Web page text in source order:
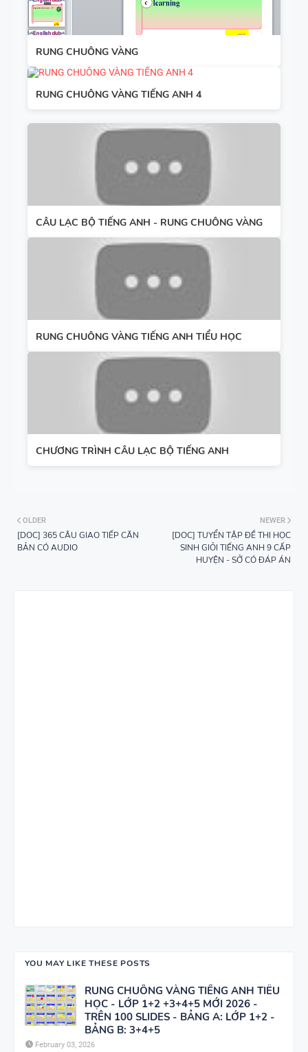
RUNG CHUÔNG VÀNG
RUNG CHUÔNG VÀNG TIẾNG ANH 4
CÂU LẠC BỘ TIẾNG ANH - RUNG CHUÔNG VÀNG
RUNG CHUÔNG VÀNG TIẾNG ANH TIỂU HỌC
CHƯƠNG TRÌNH CÂU LẠC BỘ TIẾNG ANH
NEWER
[DOC] TUYỂN TẬP ĐỀ THI HỌC
SINH GIỎI TIẾNG ANH 9 CẤP
HUYỆN - SỞ CÓ ĐÁP ÁN
OLDER
[DOC] 365 CÂU GIAO TIẾP CĂN
BẢN CÓ AUDIO
YOU MAY LIKE THESE POSTS
RUNG CHUÔNG VÀNG TIẾNG ANH TIỂU
HỌC - LỚP 1+2 +3+4+5 MỚI 2026 -
TRÊN 100 SLIDES - BẢNG A: LỚP 1+2 -
BẢNG B: 3+4+5
February 03, 2026